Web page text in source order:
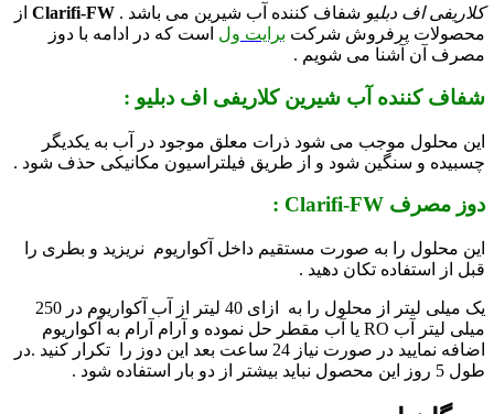
کلاریفی اف دبلیو شفاف کننده آب شیرین می باشد . Clarifi-FW از
محصولات پرفروش شرکت برایت ول است که در ادامه با دوز
مصرف آن آشنا می شویم .
شفاف کننده آب شیرین کلاریفی اف دبلیو :
این محلول موجب می شود ذرات معلق موجود در آب به یکدیگر
چسبیده و سنگین شود و از طریق فیلتراسیون مکانیکی حذف شود .
دوز مصرف Clarifi-FW :
این محلول را به صورت مستقیم داخل آکواریوم نریزید و بطری را
قبل از استفاده تکان دهید .
یک میلی لیتر از محلول را به ازای 40 لیتر از آب آکواریوم در 250
میلی لیتر آب RO یا آب مقطر حل نموده و آرام آرام به آکواریوم
اضافه نمایید در صورت نیاز 24 ساعت بعد این دوز را تکرار کنید .در
طول 5 روز این محصول نباید بیشتر از دو بار استفاده شود .